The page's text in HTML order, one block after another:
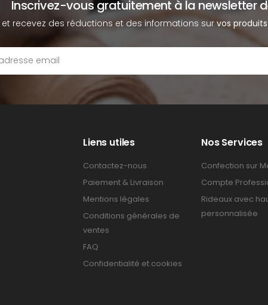
Inscrivez-vous gratuitement à la newsletter
et recevez des réductions et des informations survos
Liens utiles
Contactez-nous
Paiement & Livraison
Mentions légales
Conditions générales de
ventes
FAQ
Confidentialité et cookies
Nos Services
Confection sur
Compte
Rideaux avec
personnalisée